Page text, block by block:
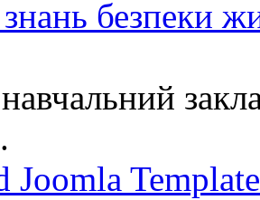
безпеки
Joomla